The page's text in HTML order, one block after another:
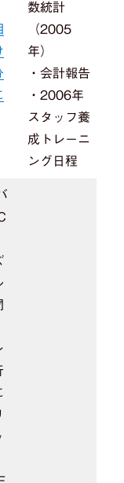
数統計
（2005
年）
・会計報告
・2006年
スタッフ養
成トレーニ
ング日程